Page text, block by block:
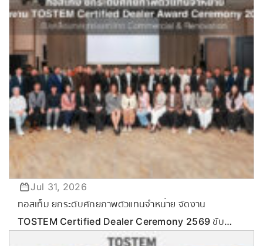
Jul 31, 2026
ทอสเท็ม ยกระดับศักยภาพตัวแทนจำหน่าย จัดงาน
TOSTEM Certified Dealer Ceremony 2569 ขับ
เคลื่อนกลยุทธ์ลุยตลาด Commercial & Renovation